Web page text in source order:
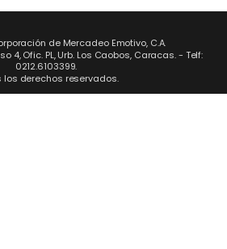
de Mercadeo Emotivo, C.A.
4, Ofic. PL, Urb. Los Caobos, Caracas. - Telf:
0212.6103399.
los derechos reservados.